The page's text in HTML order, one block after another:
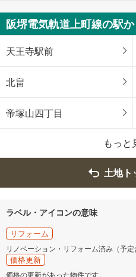
堺区
東区
南区
美原区
大阪府のそのほかの地域
泉大津市
貝塚市
阪堺電気軌道上町線の駅
天王寺駅前
北畠
帝塚山四丁目
もっと
土地ト
ラベル・アイコンの意味
リフォーム
リノベーション・リフォーム済み（予定
価格更新
価格の更新があった物件です。